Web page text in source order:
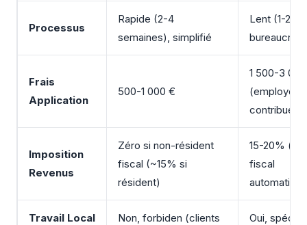
Processus
Rapide (2-4
semaines), simplifié
Lent (1-2
Frais
Application
500-1 000 €
1 500-3
(employeur
contribue
Imposition
Revenus
Zéro si non-résident
fiscal (~15% si
résident)
15-20%
fiscal
Travail Local
Non, forbiden (clients
Oui,